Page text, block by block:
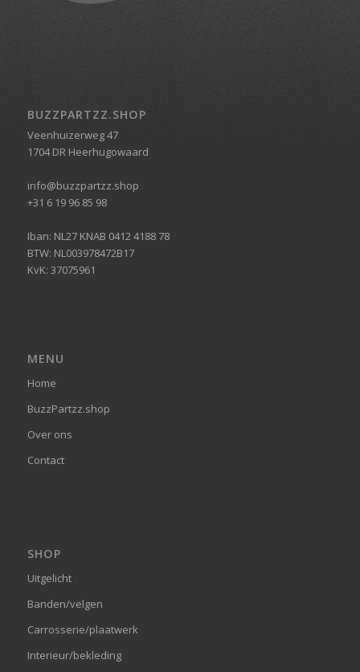
BUZZPARTZZ.SHOP
Veenhuizerweg 47
1704 DR Heerhugowaard
info@buzzpartzz.shop
+31 6 19 96 85 98
Iban: NL27 KNAB 0412 4188 78
BTW: NL003978472B17
KvK: 37075961
MENU
Home
BuzzPartzz.shop
Over ons
Contact
SHOP
Uitgelicht
Banden/velgen
Carrosserie/plaatwerk
Interieur/bekleding